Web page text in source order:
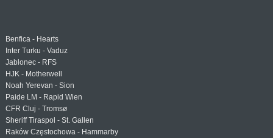
Benfica - Hearts
Inter Turku - Vaduz
Jablonec - RFS
HJK - Motherwell
Noah Yerevan - Sion
Paide LM - Rapid Wien
CFR Cluj - Tromsø
Sheriff Tiraspol - St. Gallen
Raków Częstochowa - Hammarby